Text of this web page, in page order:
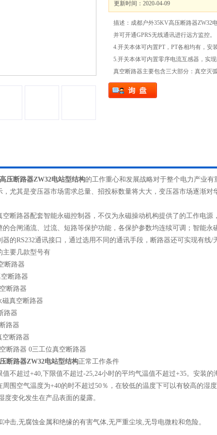
更新时间：2020-04-09
描述：成都户外35KV高压断路器ZW32
并可开通GPRS无线通讯进行远方监控。
4.开关本体可内置PT，PT各相均有，安
5.开关本体可内置零序电流互感器，实
真空断路器主要包含三大部分：真空灭
压断路器ZW32电站型结构的工作重心和发展战略对于整个电力产业
，尤其是变压器市场需求总量、招投标数量将大大，变压器市场逐渐
空断路器配套智能永磁控制器，不仅为永磁操动机构提供了的工作电源
的合闸涌流、过流、短路等保护功能，各保护参数均连续可调；智能
器的RS232通讯接口，通过选用不同的通讯手段，断路器还可实现有线
主要几款型号有
断路器
断路器
断路器
磁真空断路器
路器
路器
空断路器
断路器 0三工位真空断路器
断路器ZW32电站型结构正常工作条件
不超过+40,下限值不超过-25,24小时的平均气温值不超过+35。安装的
周围空气温度为+40的时不超过50％，在较低的温度下可以有较高的湿
度变化发生在产品表面的凝露。
击,无腐蚀金属和绝缘的有害气体,无严重尘埃,无导电微粒和危险。